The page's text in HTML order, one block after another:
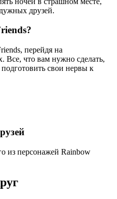
друзей.
перейдя на
Все, что вам нужно сделать,
свои нервы к
из персонажей Rainbow